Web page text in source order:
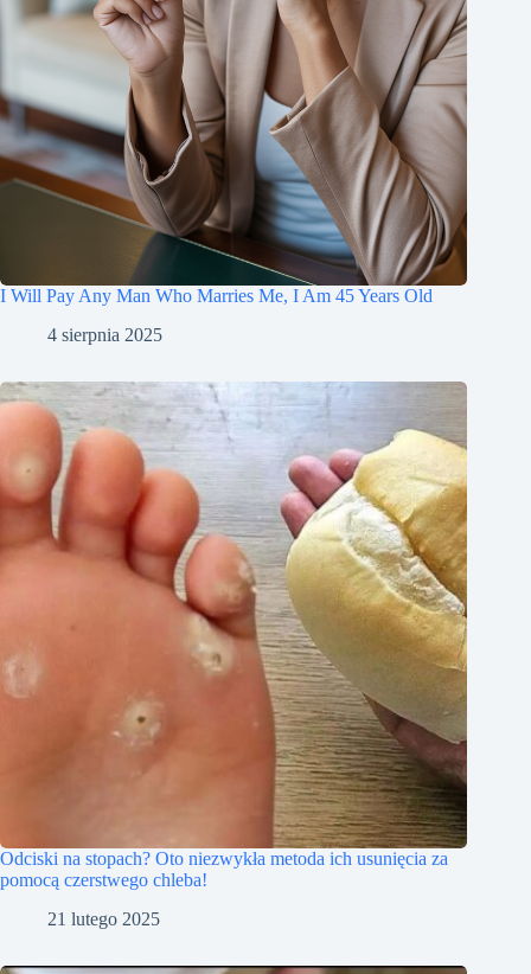
I Will Pay Any Man Who Marries Me, I Am 45 Years Old
4 sierpnia 2025
Odciski na stopach? Oto niezwykła metoda ich usunięcia za
pomocą czerstwego chleba!
21 lutego 2025